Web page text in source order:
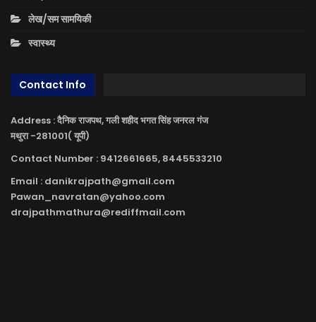
लेख/सम सामयिकी
स्वास्थ्य
Contact Info
Address : दैनिक राजपथ, गली शहीद भगत सिंह जनरल गंज
मथुरा -281001( यूपी)
Contact Number : 9412661665, 8445533210
Email : danikrajpath@gmail.com
Pawan_navratan@yahoo.com
drajpathmathura@rediffmail.com